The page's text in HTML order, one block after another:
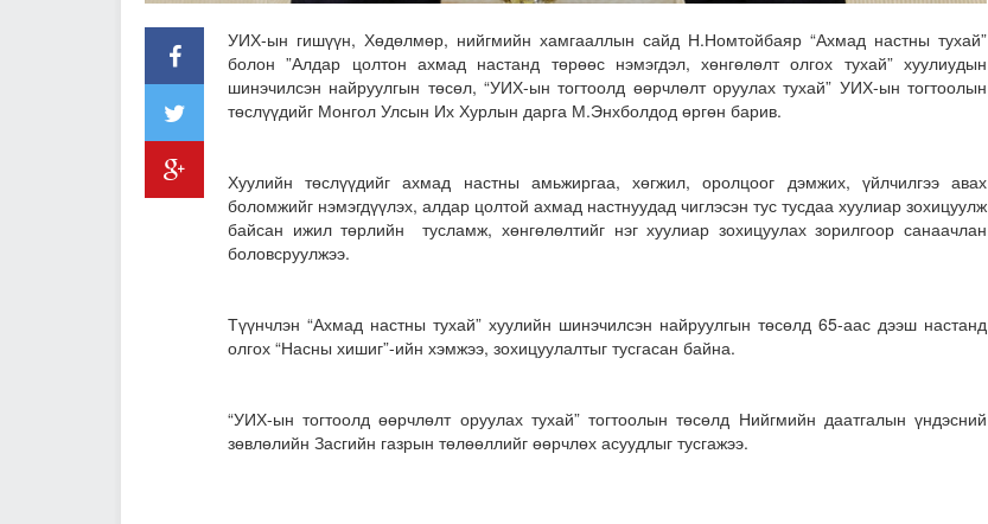
УИХ-ын гишүүн, Хөдөлмөр, нийгмийн хамгааллын сайд Н.Номтойбаяр “Ахмад настны тухай”
болон ”Алдар цолтон ахмад настанд төрөөс нэмэгдэл, хөнгөлөлт олгох тухай” хуулиудын
шинэчилсэн найруулгын төсөл, “УИХ-ын тогтоолд өөрчлөлт оруулах тухай” УИХ-ын тогтоолын
төслүүдийг Монгол Улсын Их Хурлын дарга М.Энхболдод өргөн барив.
Хуулийн төслүүдийг ахмад настны амьжиргаа, хөгжил, оролцоог дэмжих, үйлчилгээ авах
боломжийг нэмэгдүүлэх, алдар цолтой ахмад настнуудад чиглэсэн тус тусдаа хуулиар зохицуулж
байсан ижил төрлийн тусламж, хөнгөлөлтийг нэг хуулиар зохицуулах зорилгоор санаачлан
боловсруулжээ.
Түүнчлэн “Ахмад настны тухай” хуулийн шинэчилсэн найруулгын төсөлд 65-аас дээш настанд
олгох “Насны хишиг”-ийн хэмжээ, зохицуулалтыг тусгасан байна.
“УИХ-ын тогтоолд өөрчлөлт оруулах тухай” тогтоолын төсөлд Нийгмийн даатгалын үндэсний
зөвлөлийн Засгийн газрын төлөөллийг өөрчлөх асуудлыг тусгажээ.